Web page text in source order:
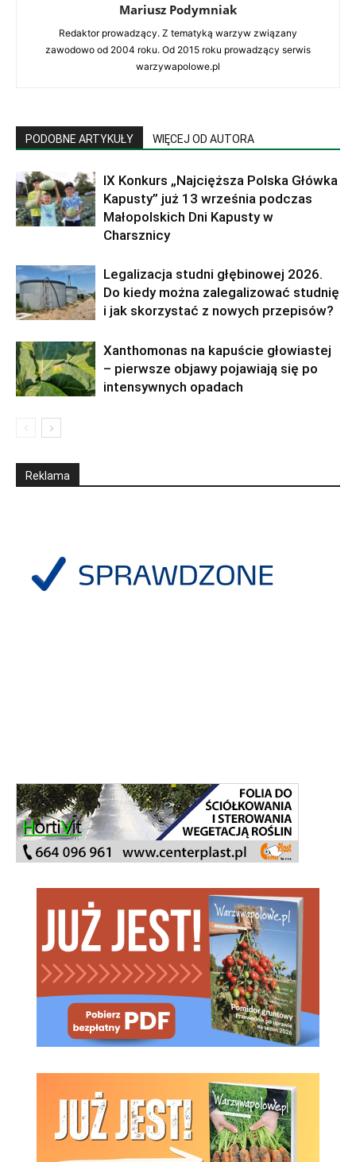
Mariusz Podymniak
Redaktor prowadzący. Z tematyką warzyw związany
zawodowo od 2004 roku. Od 2015 roku prowadzący serwis
warzywapolowe.pl
PODOBNE ARTYKUŁY WIĘCEJ OD AUTORA
IX Konkurs „Najcięższa Polska Główka
Kapusty” już 13 września podczas
Małopolskich Dni Kapusty w
Charsznicy
Legalizacja studni głębinowej 2026.
Do kiedy można zalegalizować studnię
i jak skorzystać z nowych przepisów?
Xanthomonas na kapuście głowiastej
– pierwsze objawy pojawiają się po
intensywnych opadach
Reklama